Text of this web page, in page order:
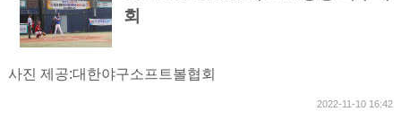
회
사진 제공:대한야구소프트볼협회
2022-11-10 16:42